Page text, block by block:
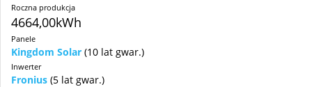
Roczna produkcja
4664,00kWh
Panele
Kingdom Solar (10 lat gwar.)
Inwerter
Fronius (5 lat gwar.)